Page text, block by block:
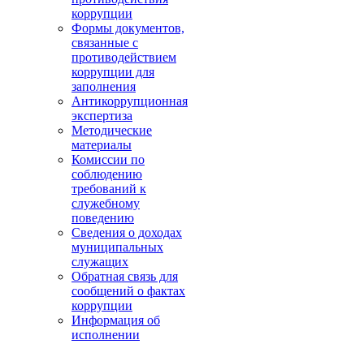
коррупции
Формы документов,
связанные с
противодействием
коррупции для
заполнения
Антикоррупционная
экспертиза
Методические
материалы
Комиссии по
соблюдению
требований к
служебному
поведению
Сведения о доходах
муниципальных
служащих
Обратная связь для
сообщений о фактах
коррупции
Информация об
исполнении